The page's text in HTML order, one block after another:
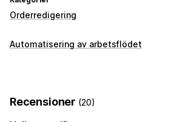
Orderredigering
Orderuppdateringar
Orderhantering
Automatisering av arbetsflödet
Recensioner (20)